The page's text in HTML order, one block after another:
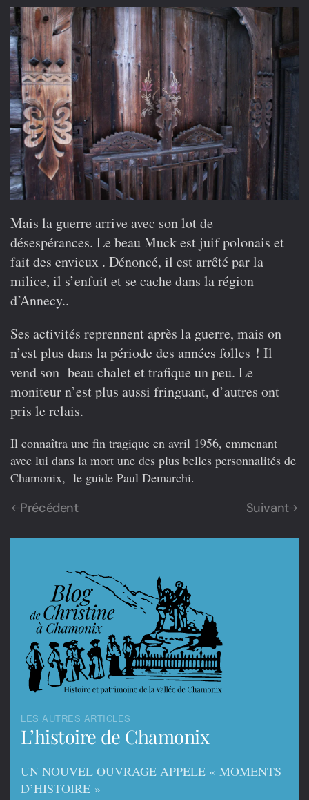
Mais la guerre arrive avec son lot de
désespérances. Le beau Muck est juif polonais et
fait des envieux . Dénoncé, il est arrêté par la
milice, il s’enfuit et se cache dans la région
d’Annecy..
Ses activités reprennent après la guerre, mais on
n’est plus dans la période des années folles ! Il
vend son beau chalet et trafique un peu. Le
moniteur n’est plus aussi fringuant, d’autres ont
pris le relais.
Il connaîtra une fin tragique en avril 1956, emmenant
avec lui dans la mort une des plus belles personnalités de
Chamonix, le guide Paul Demarchi.
Précédent
Suivant
LES AUTRES ARTICLES
L’histoire de Chamonix
UN NOUVEL OUVRAGE APPELE « MOMENTS
D’HISTOIRE »